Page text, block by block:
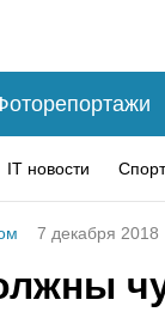
IT новости Спорт
7 декабря 2018